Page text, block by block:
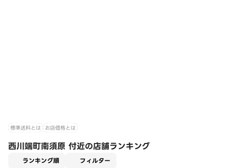
標準送料とは お店価格とは
西川端町南須原 付近の店舗ランキング
ランキング順 フィルター